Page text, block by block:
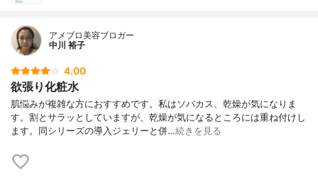
アメブロ美容ブロガー
中川 裕子
4.00
欲張り化粧水
肌悩みが複雑な方におすすめです。私はソバカス、乾燥が気になりま
す。割とサラッとしていますが、乾燥が気になるところには重ね付けし
ます。同シリーズの導入ジェリーと併…続きを見る